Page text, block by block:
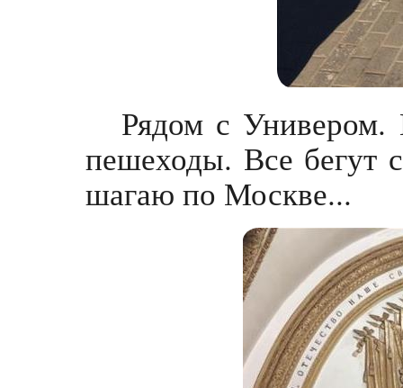
Рядом с Универом.
пешеходы. Все бегут
шагаю по Москве...